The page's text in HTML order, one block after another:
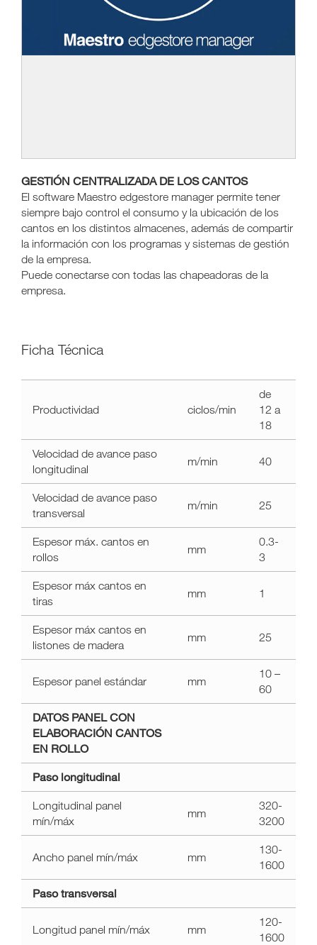
GESTIÓN CENTRALIZADA DE LOS CANTOS
El software Maestro edgestore manager permite tener
siempre bajo control el consumo y la ubicación de los
cantos en los distintos almacenes, además de compartir
la información con los programas y sistemas de gestión
de la empresa.
Puede conectarse con todas las chapeadoras de la
empresa.
Ficha Técnica
stefani
one
Productividad ciclos/min
de
12 a
18
Velocidad de avance paso
longitudinal
m/min 40
Velocidad de avance paso
transversal
m/min 25
Espesor máx. cantos en
rollos
mm
0.3-
3
Espesor máx cantos en
tiras
mm 1
Espesor máx cantos en
listones de madera
mm 25
Espesor panel estándar mm
10 –
60
DATOS PANEL CON
ELABORACIÓN CANTOS
EN ROLLO
Paso longitudinal
Longitudinal panel
mín/máx
mm
320-
3200
Ancho panel mín/máx mm
130-
1600
Paso transversal
Longitud panel mín/máx mm
120-
1600